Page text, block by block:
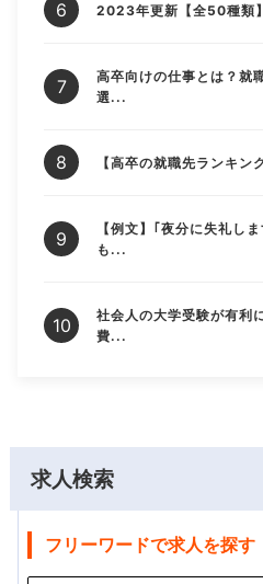
求人検索
フリーワードで求人を探す
2023年更新【全50種類
高卒向けの仕事とは？就
選...
【高卒の就職先ランキ
【例文】｢夜分に失礼し
も...
社会人の大学受験が有利
費...